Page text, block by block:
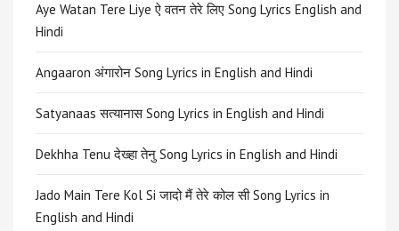
Aye Watan Tere Liye ऐ वतन तेरे लिए Song Lyrics English and
Hindi
Angaaron अंगारोन Song Lyrics in English and Hindi
Satyanaas सत्यानास Song Lyrics in English and Hindi
Dekhha Tenu देख्हा तेनु Song Lyrics in English and Hindi
Jado Main Tere Kol Si जादो मैं तेरे कोल सी Song Lyrics in
English and Hindi